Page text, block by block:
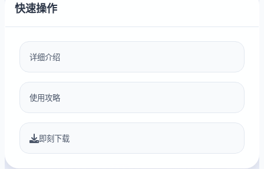
快速操作
详细介绍
使用攻略
即刻下载